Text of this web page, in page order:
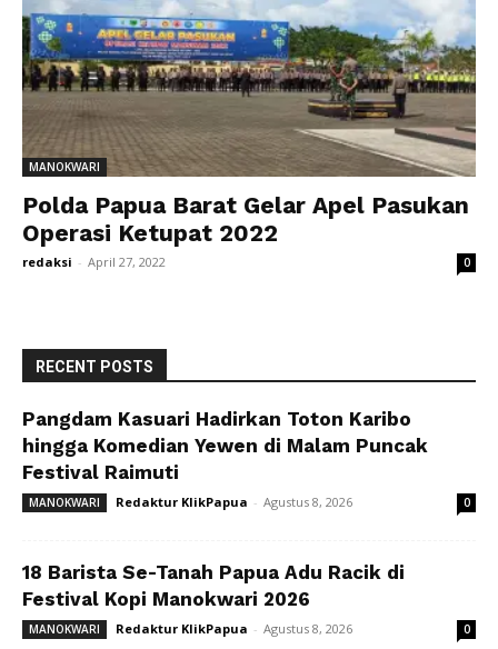
MANOKWARI
Polda Papua Barat Gelar Apel Pasukan
Operasi Ketupat 2022
redaksi - April 27, 2022 0
RECENT POSTS
Pangdam Kasuari Hadirkan Toton Karibo
hingga Komedian Yewen di Malam Puncak
Festival Raimuti
MANOKWARI Redaktur KlikPapua - Agustus 8, 2026 0
18 Barista Se-Tanah Papua Adu Racik di
Festival Kopi Manokwari 2026
MANOKWARI Redaktur KlikPapua - Agustus 8, 2026 0